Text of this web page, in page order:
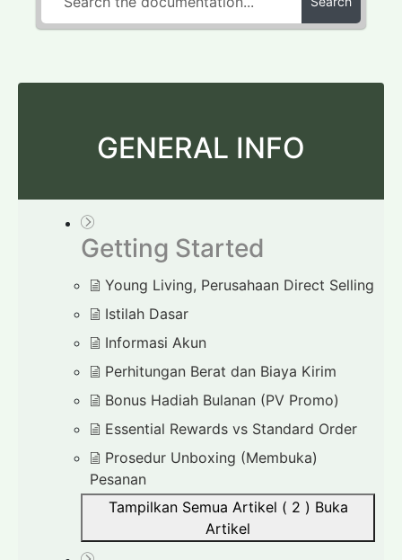
GENERAL INFO
Getting Started
Young Living, Perusahaan Direct Selling
Istilah Dasar
Informasi Akun
Perhitungan Berat dan Biaya Kirim
Bonus Hadiah Bulanan (PV Promo)
Essential Rewards vs Standard Order
Prosedur Unboxing (Membuka)
Pesanan
Tampilkan Semua Artikel ( 2 ) Buka
Artikel